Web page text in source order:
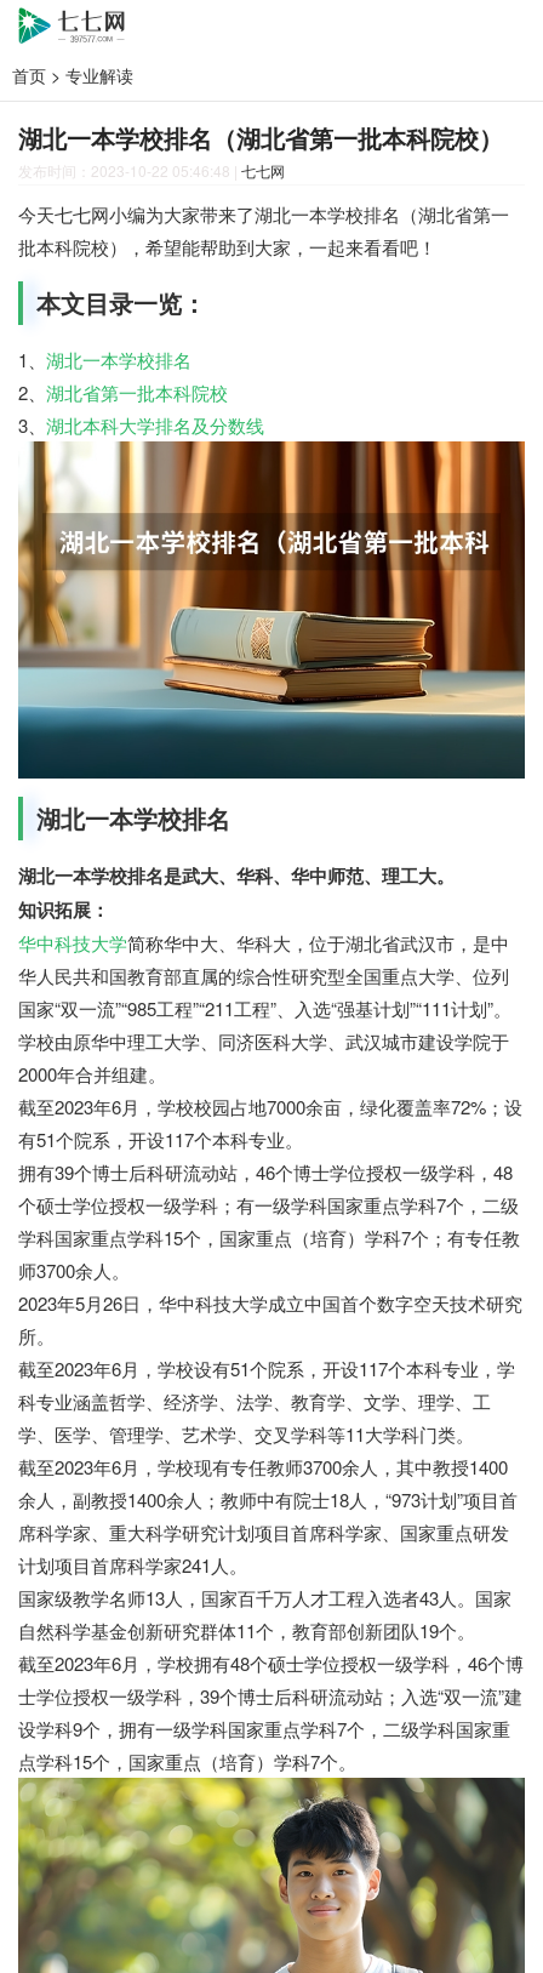
首页 > 专业解读
湖北一本学校排名（湖北省第一批本科院校）
发布时间：2023-10-22 05:46:48 | 七七网
今天七七网小编为大家带来了湖北一本学校排名（湖北省第一
批本科院校），希望能帮助到大家，一起来看看吧！
本文目录一览：
1、 湖北一本学校排名
2、 湖北省第一批本科院校
3、 湖北本科大学排名及分数线
湖北一本学校排名
湖北一本学校排名是武大、华科、华中师范、理工大。
知识拓展：
华中科技大学简称华中大、华科大，位于湖北省武汉市，是中
华人民共和国教育部直属的综合性研究型全国重点大学、位列
国家“双一流”“985工程”“211工程”、入选“强基计划”“111计划”。
学校由原华中理工大学、同济医科大学、武汉城市建设学院于
2000年合并组建。
截至2023年6月，学校校园占地7000余亩，绿化覆盖率72%；设
有51个院系，开设117个本科专业。
拥有39个博士后科研流动站，46个博士学位授权一级学科，48
个硕士学位授权一级学科；有一级学科国家重点学科7个，二级
学科国家重点学科15个，国家重点（培育）学科7个；有专任教
师3700余人。
2023年5月26日，华中科技大学成立中国首个数字空天技术研究
所。
截至2023年6月，学校设有51个院系，开设117个本科专业，学
科专业涵盖哲学、经济学、法学、教育学、文学、理学、工
学、医学、管理学、艺术学、交叉学科等11大学科门类。
截至2023年6月，学校现有专任教师3700余人，其中教授1400
余人，副教授1400余人；教师中有院士18人，“973计划”项目首
席科学家、重大科学研究计划项目首席科学家、国家重点研发
计划项目首席科学家241人。
国家级教学名师13人，国家百千万人才工程入选者43人。国家
自然科学基金创新研究群体11个，教育部创新团队19个。
截至2023年6月，学校拥有48个硕士学位授权一级学科，46个博
士学位授权一级学科，39个博士后科研流动站；入选“双一流”建
设学科9个，拥有一级学科国家重点学科7个，二级学科国家重
点学科15个，国家重点（培育）学科7个。